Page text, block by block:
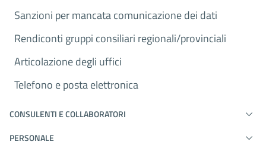
Sanzioni per mancata comunicazione dei dati
Rendiconti gruppi consiliari regionali/provinciali
Articolazione degli uffici
Telefono e posta elettronica
CONSULENTI E COLLABORATORI
PERSONALE